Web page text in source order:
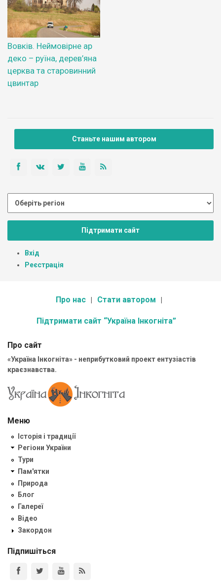
Вовків. Неймовірне ар
деко – руїна, дерев’яна
церква та старовинний
цвинтар
Станьте нашим автором
Підтримати сайт
Вхід
Реєстрація
Про нас Стати автором
Підтримати сайт “Україна Інкогніта”
Про сайт
«Україна Інкогніта» - неприбутковий проект ентузіастів
краєзнавства.
Меню
Історія і традиції
Регіони України
Тури
Пам'ятки
Природа
Блог
Галереї
Відео
Закордон
Підпишіться